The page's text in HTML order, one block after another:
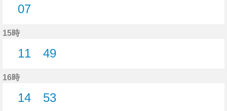
07
15時
11
49
16時
14
53